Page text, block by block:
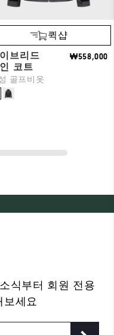
퀵샵
브리드
코트
골프비옷
₩558,000
식부터 회원 전용
보세요